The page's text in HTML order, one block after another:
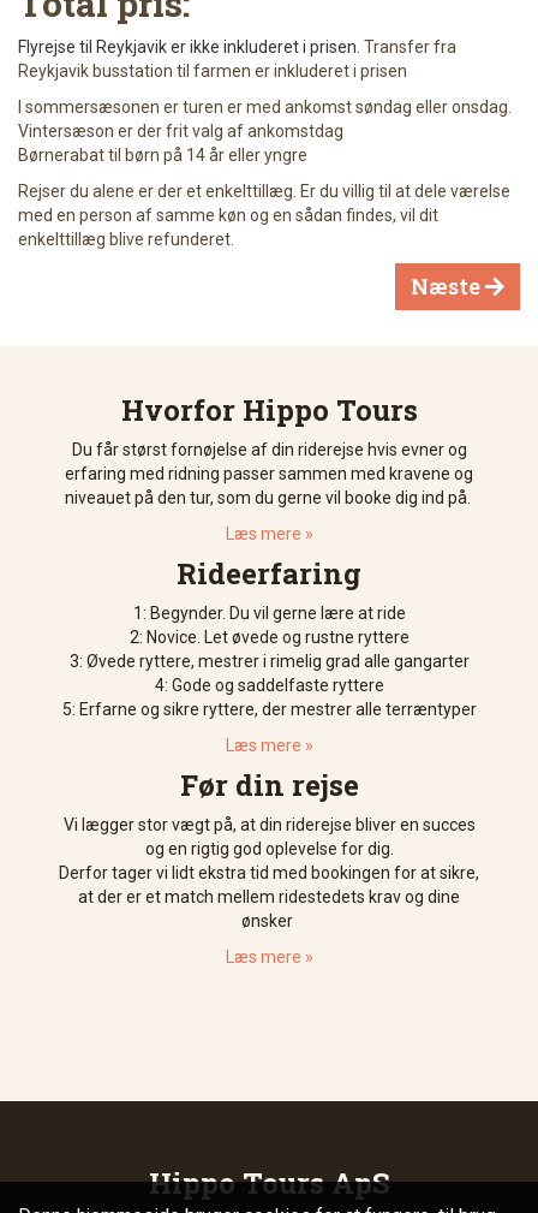
Flyrejse til Reykjavik er ikke inkluderet i prisen. Transfer fra
Reykjavik busstation til farmen er inkluderet i prisen
I sommersæsonen er turen er med ankomst søndag eller onsdag.
Vintersæson er der frit valg af ankomstdag
Børnerabat til børn på 14 år eller yngre
Rejser du alene er der et enkelttillæg. Er du villig til at dele værelse
med en person af samme køn og en sådan findes, vil dit
enkelttillæg blive refunderet.
Næste 
Hvorfor Hippo Tours
Du får størst fornøjelse af din riderejse hvis evner og
erfaring med ridning passer sammen med kravene og
niveauet på den tur, som du gerne vil booke dig ind på.
Læs mere »
Rideerfaring
1: Begynder. Du vil gerne lære at ride
2: Novice. Let øvede og rustne ryttere
3: Øvede ryttere, mestrer i rimelig grad alle gangarter
4: Gode og saddelfaste ryttere
5: Erfarne og sikre ryttere, der mestrer alle terræntyper
Læs mere »
Før din rejse
Vi lægger stor vægt på, at din riderejse bliver en succes
og en rigtig god oplevelse for dig.
Derfor tager vi lidt ekstra tid med bookingen for at sikre,
at der er et match mellem ridestedets krav og dine
ønsker
Læs mere »
Hippo Tours ApS